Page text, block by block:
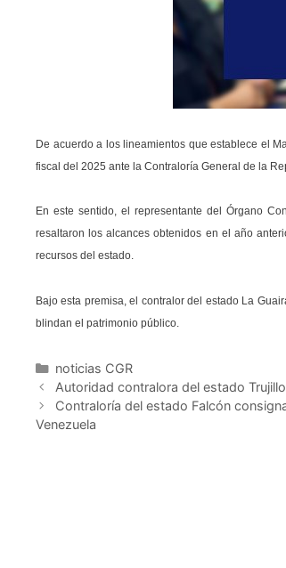
De acuerdo a los lineamientos que establece el
fiscal del 2025 ante la Contraloría General de la
En este sentido, el representante del Órgano
resaltaron los alcances obtenidos en el año
recursos del estado.
Bajo esta premisa, el contralor del estado La
blindan el patrimonio público.
noticias CGR
Autoridad contralora del estado
Contraloría del estado Falcón
Venezuela